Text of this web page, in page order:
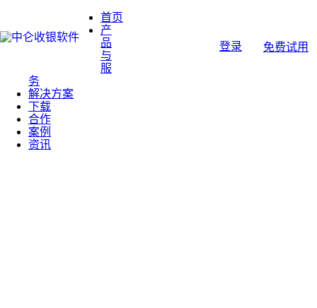
首页
产
品
与
服
务
解决方案
下载
合作
案例
资讯
登录 免费试用